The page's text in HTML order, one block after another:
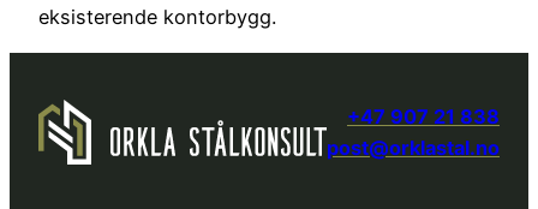
eksisterende kontorbygg.
+47 907 21 838
post@orklastal.no